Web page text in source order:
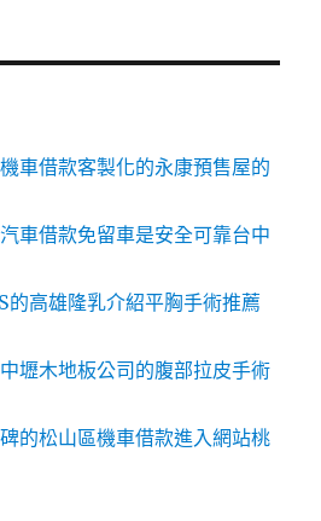
車借款客製化的永康預售屋的
車借款免留車是安全可靠台中
的高雄隆乳介紹平胸手術推薦
壢木地板公司的腹部拉皮手術
的松山區機車借款進入網站桃